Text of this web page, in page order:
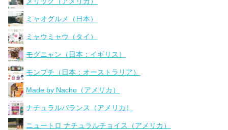
ミャオグルメ（日本）
ミャウミャウ（タイ）
モグニャン（日本：イギリス）
モンプチ（日本：オーストラリア）
Made by Nacho（アメリカ）
ナチュラルバランス（アメリカ）
ニュートロ ナチュラルチョイス（アメリカ）